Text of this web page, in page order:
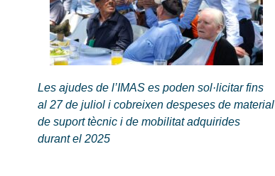
Les ajudes de l’IMAS es poden sol·licitar fins
al 27 de juliol i cobreixen despeses de material
de suport tècnic i de mobilitat adquirides
durant el 2025